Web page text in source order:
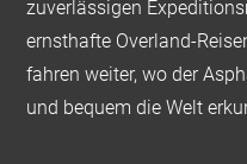
zuverlässigen
ernsthafte Overland-
fahren weiter, wo der
und bequem die Welt